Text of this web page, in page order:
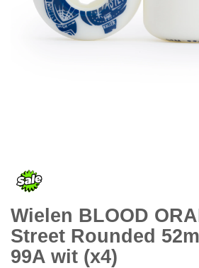
begin
van
afbeeldingen-
Wielen BLOOD
Street Rounded
99A wit (x4)